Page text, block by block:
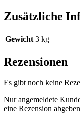
Zusätzliche
Gewicht 3 kg
Rezensionen
Es gibt noch keine
Nur angemeldete
eine Rezension